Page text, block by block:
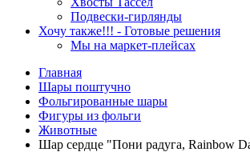
Подвески-гирлянды
Хочу также!!! - Готовые решения
Мы на маркет-плейсах
Главная
Шары поштучно
Фольгированные шары
Фигуры из фольги
Животные
Шар сердце "Пони радуга, Rainbow